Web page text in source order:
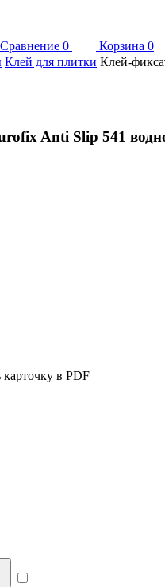
Сравнение 0 Корзина 0
Клей для плитки Клей-
Anti Slip 541
карточку в PDF